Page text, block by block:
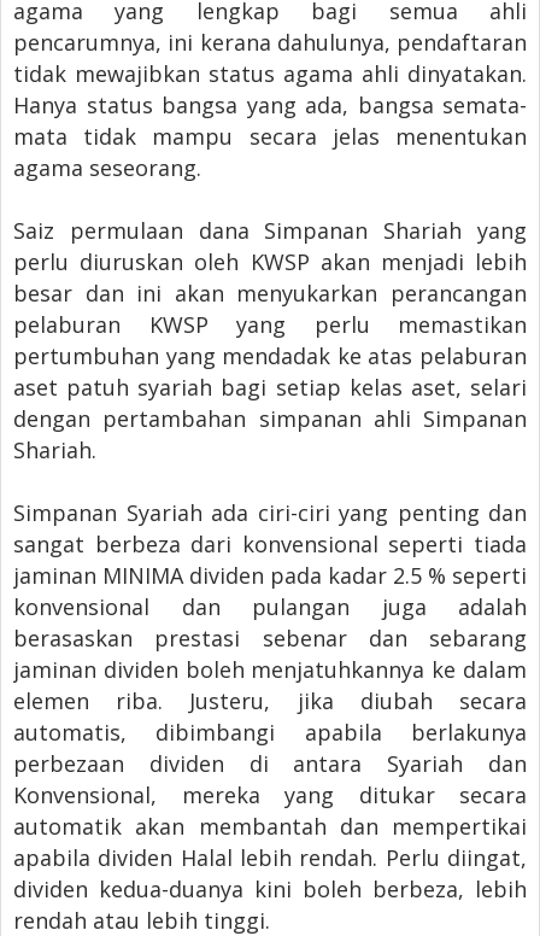
agama yang lengkap bagi semua ahli
pencarumnya, ini kerana dahulunya, pendaftaran
tidak mewajibkan status agama ahli dinyatakan.
Hanya status bangsa yang ada, bangsa semata-
mata tidak mampu secara jelas menentukan
agama seseorang.
Saiz permulaan dana Simpanan Shariah yang
perlu diuruskan oleh KWSP akan menjadi lebih
besar dan ini akan menyukarkan perancangan
pelaburan KWSP yang perlu memastikan
pertumbuhan yang mendadak ke atas pelaburan
aset patuh syariah bagi setiap kelas aset, selari
dengan pertambahan simpanan ahli Simpanan
Shariah.
Simpanan Syariah ada ciri-ciri yang penting dan
sangat berbeza dari konvensional seperti tiada
jaminan MINIMA dividen pada kadar 2.5 % seperti
konvensional dan pulangan juga adalah
berasaskan prestasi sebenar dan sebarang
jaminan dividen boleh menjatuhkannya ke dalam
elemen riba. Justeru, jika diubah secara
automatis, dibimbangi apabila berlakunya
perbezaan dividen di antara Syariah dan
Konvensional, mereka yang ditukar secara
automatik akan membantah dan mempertikai
apabila dividen Halal lebih rendah. Perlu diingat,
dividen kedua-duanya kini boleh berbeza, lebih
rendah atau lebih tinggi.